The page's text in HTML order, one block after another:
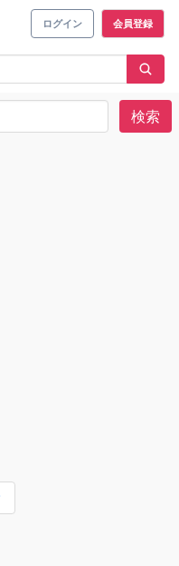
ログイン 会員登録
検索